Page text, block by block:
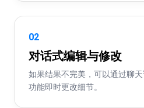
02
对话式编辑与修改
如果结果不完美，可以通过聊
功能即时更改细节。